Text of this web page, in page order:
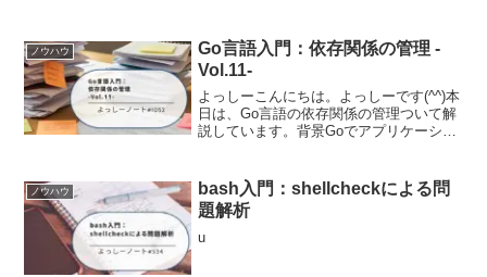
スの問題や予期しないバグです。「なぜ
こんなにメモリ...
ノウハウ
Go言語入門：依存関係の管理 -
Vol.11-
よっしーこんにちは。よっしーです(^^)本
日は、Go言語の依存関係の管理ついて解
説しています。背景Goでアプリケーショ
ります。HTTPルーターやデータベースド
ライバ、ロ...
ノウハウ
bash入門：shellcheckによる問
題解析
u